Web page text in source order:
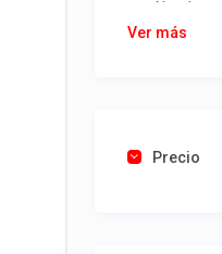
Nombre
Rut
Una vez
Ver más
Precio